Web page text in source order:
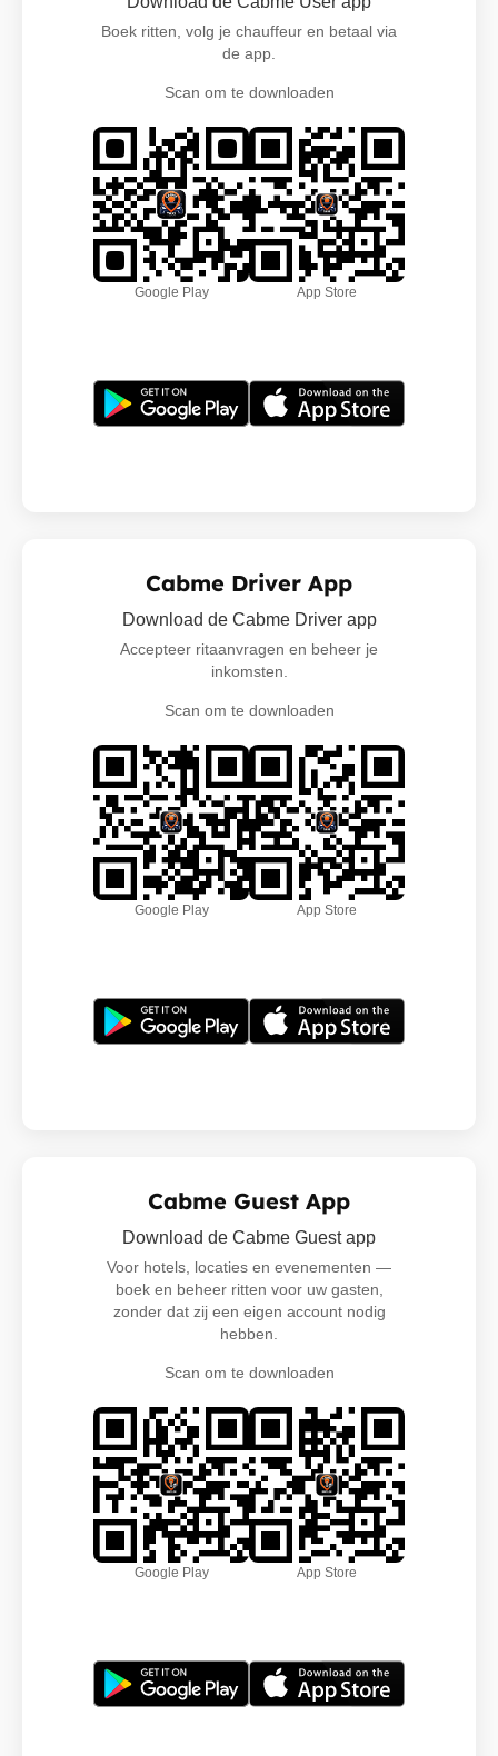
Boek ritten, volg je chauffeur en betaal via
de app.
Scan om te downloaden
Google Play App Store
Cabme Driver App
Download de Cabme Driver app
Accepteer ritaanvragen en beheer je
inkomsten.
Scan om te downloaden
Google Play App Store
Cabme Guest App
Download de Cabme Guest app
Voor hotels, locaties en evenementen —
boek en beheer ritten voor uw gasten,
zonder dat zij een eigen account nodig
hebben.
Scan om te downloaden
Google Play App Store